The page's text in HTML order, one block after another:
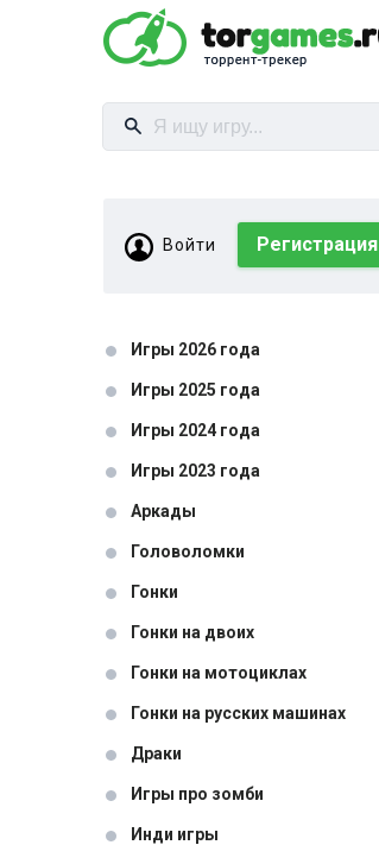
Войти Регистрация
Игры 2026 года
Игры 2025 года
Игры 2024 года
Игры 2023 года
Аркады
Головоломки
Гонки
Гонки на двоих
Гонки на мотоциклах
Гонки на русских машинах
Драки
Игры про зомби
Инди игры